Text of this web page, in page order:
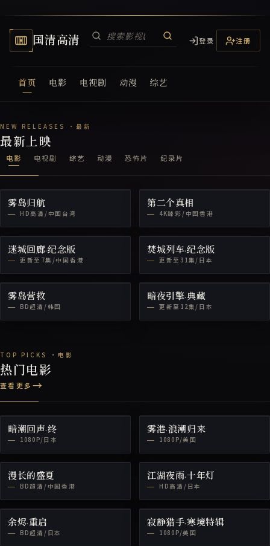
国清高清
首页 电影 电视剧 动漫 综艺
登录 注册
国清高清电视网
最新上映
电影 电视剧 综艺 动漫 恐怖片 纪录片
雾岛归航
HD高清/中国台湾
第二个真相
4K臻彩/中国香港
迷城回廊·纪念版
更新至7集/中国香港
焚城列车·纪念版
更新至31集/日本
雾岛营救
BD超清/韩国
暗夜引擎·典藏
更新至12集/日本
热门电影
查看更多
暗潮回声·终
1080P/日本
雾港·浪潮归来
1080P/美国
漫长的盛夏
BD超清/中国香港
江湖夜雨·十年灯
HD高清/日本
余烬·重启
BD超清/日本
寂静猎手·寒境特辑
1080P/英国